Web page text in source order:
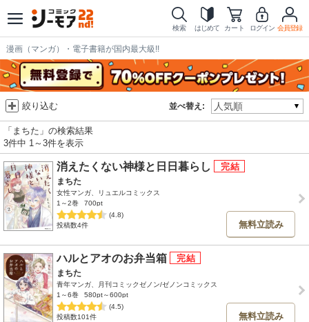
検索 はじめて カート ログイン 会員登録
漫画（マンガ）・電子書籍が国内最大級!!
並べ替え:
絞り込む
「まちた」の検索結果
3件中 1～3件を表示
消えたくない神様と日日暮らし
まちた
女性マンガ、リュエルコミックス
1～2巻
700pt
(4.8)
投稿数4件
無料立読み
ハルとアオのお弁当箱
まちた
青年マンガ、月刊コミックゼノン/ゼノンコミックス
1～6巻
580pt～600pt
(4.5)
投稿数101件
無料立読み